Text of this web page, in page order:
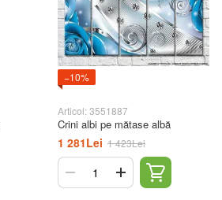
−10%
Articol: 3551887
Crini albi pe mătase albă
1 281Lei 1 423Lei